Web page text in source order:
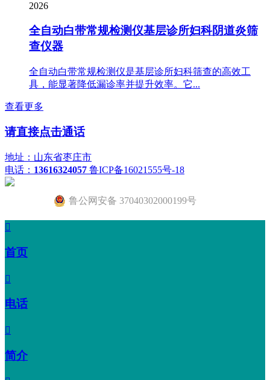
2026
全自动白带常规检测仪基层诊所妇科阴道炎筛
查仪器
全自动白带常规检测仪是基层诊所妇科筛查的高效工
具，能显著降低漏诊率并提升效率。它...
查看更多
请直接点击通话
地址：山东省枣庄市
电话： 13616324057 鲁ICP备16021555号-18
鲁公网安备 37040302000199号

首页

电话

简介